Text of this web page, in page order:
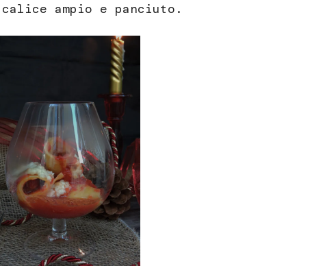
ampio e panciuto.